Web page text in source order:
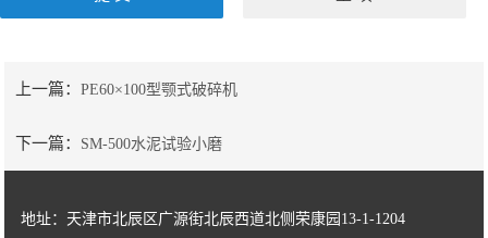
上一篇：PE60×100型颚式破碎机
下一篇： SM-500水泥试验小磨
地址：天津市北辰区广源街北辰西道北侧荣康园13-1-1204